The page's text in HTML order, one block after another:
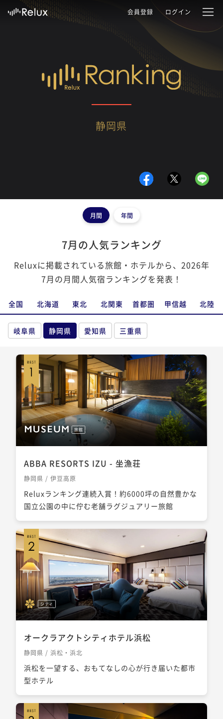
会員登録 ログイン
静岡県
月間 年間
7月の人気ランキング
Reluxに掲載されている旅館・ホテルから、2026年
7月の月間人気宿ランキングを発表！
全国 北海道 東北 北関東 首都圏 甲信越 北陸
岐阜県 静岡県 愛知県 三重県
旅館
ABBA RESORTS IZU - 坐漁荘
静岡県 / 伊豆高原
Reluxランキング連続入賞！約6000坪の自然豊かな
国立公園の中に佇む老舗ラグジュアリー旅館
シティ
オークラアクトシティホテル浜松
静岡県 / 浜松・浜北
浜松を一望する、おもてなしの心が行き届いた都市
型ホテル